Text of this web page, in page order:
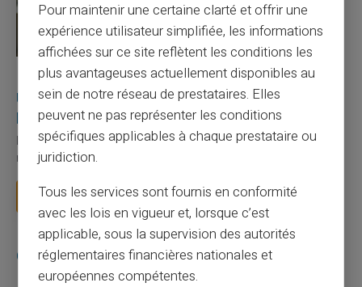
27/07/2026 Veritas Carte prépayée
Utilisation responsable du paiement mobile avec
la carte Veritas
Le paiement mobile s'est imposé dans les habitudes quotidiennes,
mais il appelle des réflexes pour é...
Lire la suite
Catégories
Pour maintenir une certaine clarté et offrir une
expérience utilisateur simplifiée, les informations
affichées sur ce site reflètent les conditions les
plus avantageuses actuellement disponibles au
sein de notre réseau de prestataires. Elles
peuvent ne pas représenter les conditions
spécifiques applicables à chaque prestataire ou
juridiction.
Tous les services sont fournis en conformité
avec les lois en vigueur et, lorsque c’est
applicable, sous la supervision des autorités
réglementaires financières nationales et
européennes compétentes.